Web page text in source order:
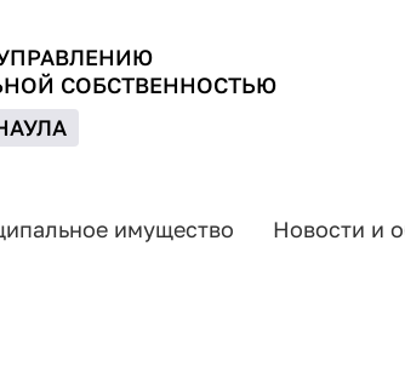
СОБСТВЕННОСТЬЮ
имущество Новости и